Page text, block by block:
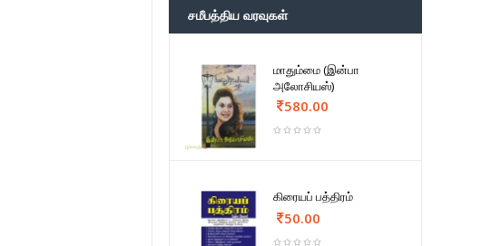
சமீபத்திய வரவுகள்
மாதும்மை (இன்பா
அலோசியஸ்)
580.00
கிரையப் பத்திரம்
50.00